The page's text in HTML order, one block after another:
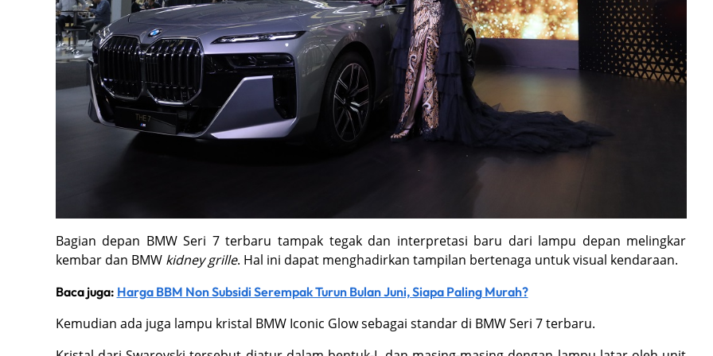
Bagian depan BMW Seri 7 terbaru tampak tegak dan interpretasi baru dari lampu depan melingkar
kembar dan BMW kidney grille. Hal ini dapat menghadirkan tampilan bertenaga untuk visual kendaraan.
Baca juga: Harga BBM Non Subsidi Serempak Turun Bulan Juni, Siapa Paling Murah?
Kemudian ada juga lampu kristal BMW Iconic Glow sebagai standar di BMW Seri 7 terbaru.